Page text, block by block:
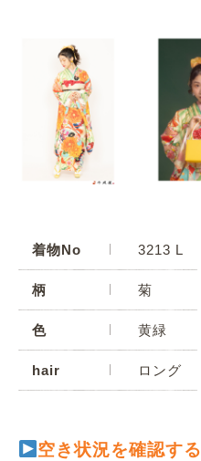
着物No 3213 L
柄 菊
色 黄緑
hair ロング
空き状況を確認する